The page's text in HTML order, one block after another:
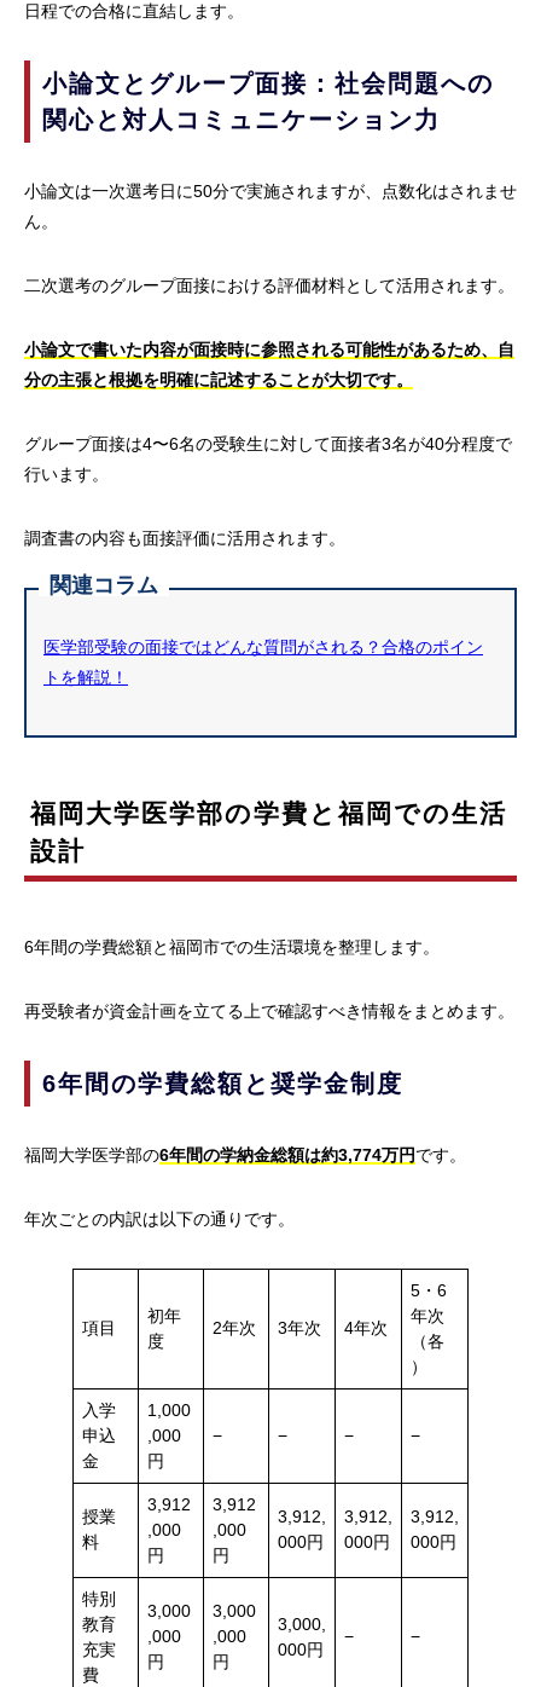
日程での合格に直結します。
小論文とグループ面接：社会問題への
関心と対人コミュニケーション力
小論文は一次選考日に50分で実施されますが、点数化はされませ
ん。
二次選考のグループ面接における評価材料として活用されます。
小論文で書いた内容が面接時に参照される可能性があるため、自
分の主張と根拠を明確に記述することが大切です。
グループ面接は4〜6名の受験生に対して面接者3名が40分程度で
行います。
調査書の内容も面接評価に活用されます。
関連コラム
医学部受験の面接ではどんな質問がされる？合格のポイン
トを解説！
福岡大学医学部の学費と福岡での生活
設計
6年間の学費総額と福岡市での生活環境を整理します。
再受験者が資金計画を立てる上で確認すべき情報をまとめます。
6年間の学費総額と奨学金制度
福岡大学医学部の6年間の学納金総額は約3,774万円です。
年次ごとの内訳は以下の通りです。
項目
初年
度
2年次 3年次 4年次
5・6
年次
（各
）
入学
申込
金
1,000
,000
円
− − − −
授業
料
3,912
,000
円
3,912
,000
円
3,912,
000円
3,912,
000円
3,912,
000円
特別
教育
充実
費
3,000
,000
円
3,000
,000
円
3,000,
000円
− −